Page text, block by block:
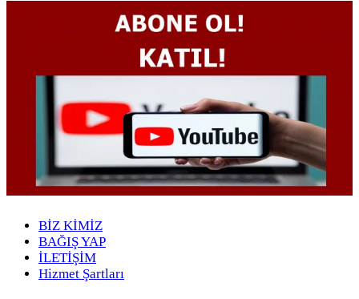
BİZ KİMİZ
BAĞIŞ YAP
İLETİŞİM
Hizmet Şartları